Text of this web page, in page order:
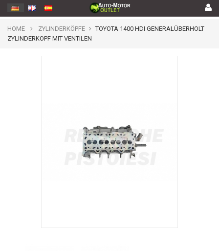
HOME ZYLINDERKÖPFE
TOYOTA 1400 HDI GENERALÜBERHOLT
ZYLINDERKOPF MIT VENTILEN